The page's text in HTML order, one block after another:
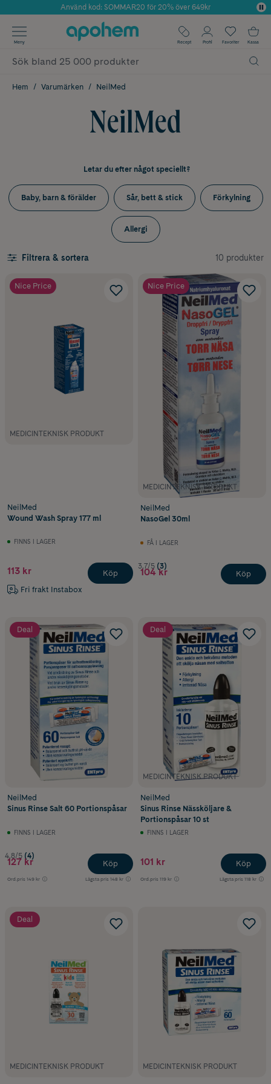
Årets Butik 2025 inom Skönhet
Använd kod: SOMMAR20 för 20% över 649kr
✓ Fri frakt
✓ Poäng på alla köp*
Meny Recept Profil Favoriter Kassa
Hem Varumärken NeilMed
NeilMed
Letar du efter något speciellt?
Baby, barn & förälder Sår, bett & stick Förkylning
Allergi
Filtrera & sortera 10 produkter
Nice Price
MEDICINTEKNISK PRODUKT
NeilMed
Wound Wash Spray 177 ml
FINNS I LAGER
113 kr
Fri frakt Instabox
Köp
Nice Price
MEDICINTEKNISK PRODUKT
NeilMed
NasoGel 30ml
FÅ I LAGER
3.7/5 (3)
104 kr Köp
Deal
NeilMed
Sinus Rinse Salt 60 Portionspåsar
FINNS I LAGER
4.8/5 (4)
127 kr
Ord.pris 149 kr Lägsta pris 148 kr
Köp
Deal
MEDICINTEKNISK PRODUKT
NeilMed
Sinus Rinse Nässköljare &
Portionspåsar 10 st
FINNS I LAGER
101 kr
Ord.pris 119 kr Lägsta pris 118 kr
Köp
Deal
MEDICINTEKNISK PRODUKT MEDICINTEKNISK PRODUKT